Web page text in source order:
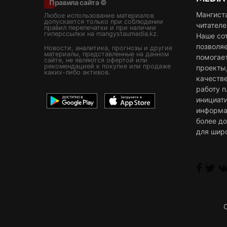
Правила сайта ©
Любое использование материалов
допускается только при соблюдении
правил перепечатки и при наличии
гиперссылки на mangystaumedia.kz.
Новости, аналитика, прогнозы и другие
материалы, представленные на данном
сайте, не являются офертой или
рекомендацией к покупке или продаже
каких-либо активов.
Наше
работу
более
для